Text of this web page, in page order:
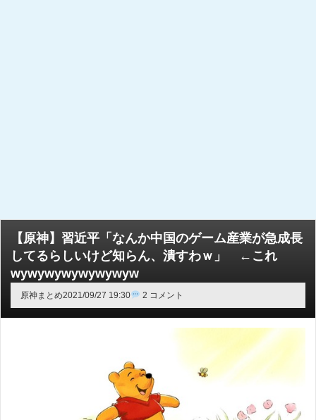
【原神】習近平「なんか中国のゲーム産業が急成長
してるらしいけど知らん、潰すわｗ」 ←これ
wywywywywywywyw
原神まとめ2021/09/27 19:30 2 コメント